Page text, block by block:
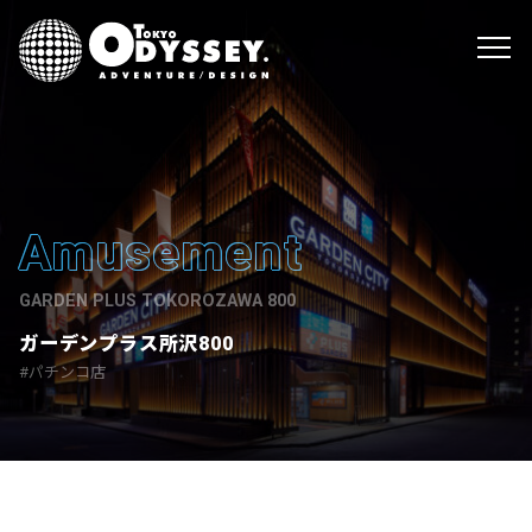
Amusement
GARDEN PLUS TOKOROZAWA 800
ガーデンプラス所沢800
パチンコ店